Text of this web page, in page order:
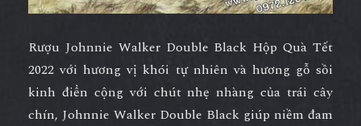
Rượu Johnnie Walker Double Black Hộp Quà Tết
2022 với hương vị khói tự nhiên và hương gỗ sồi
kinh điển cộng với chút nhẹ nhàng của trái cây
chín, Johnnie Walker Double Black giúp niềm đam